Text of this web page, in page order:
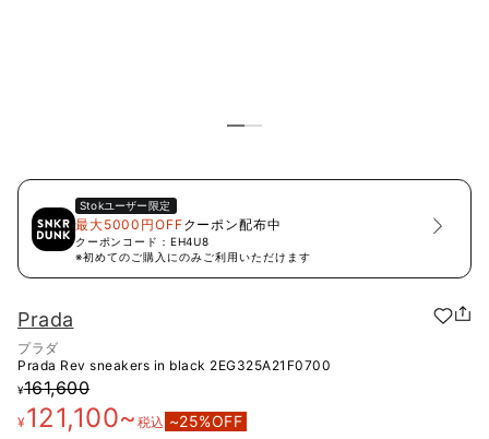
Stokユーザー限定
最大5000円OFFクーポン配布中
クーポンコード： EH4U8
※初めてのご購入にのみご利用いただけます
Prada
プラダ
Prada Rev sneakers in black 2EG325A21F0700
¥161,600
¥121,100~ 税込 ~25%OFF